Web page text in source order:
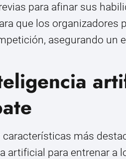
para afinar sus
que los organizadores
asegurando un
características más
artificial para entrenar a